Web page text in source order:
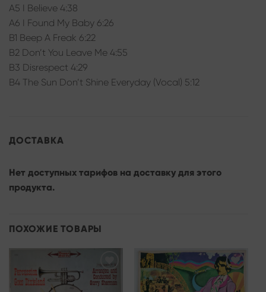
A5 I Believe 4:38
A6 I Found My Baby 6:26
B1 Beep A Freak 6:22
B2 Don’t You Leave Me 4:55
B3 Disrespect 4:29
B4 The Sun Don’t Shine Everyday (Vocal) 5:12
ДОСТАВКА
Нет доступных тарифов на доставку для этого
продукта.
ПОХОЖИЕ ТОВАРЫ
Add to
wishlist
Add to
wishlist